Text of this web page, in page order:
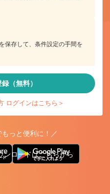
保存して、条件設定の手間を
（無料）
ログインはこちら＞
っと便利に！／
ンロードはこちらから